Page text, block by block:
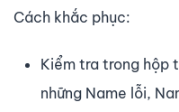
Cách khắc phục:
Kiểm tra trong hộp
những Name lỗi,